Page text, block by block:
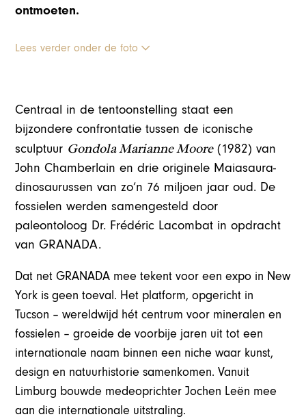
ontmoeten.
Lees verder onder de foto
Centraal in de tentoonstelling staat een
bijzondere confrontatie tussen de iconische
sculptuur Gondola Marianne Moore(1982) van
John Chamberlain en drie originele Maiasaura-
dinosaurussen van zo’n 76 miljoen jaar oud. De
fossielen werden samengesteld door
paleontoloog Dr. Frédéric Lacombat in opdracht
van GRANADA.
Dat net GRANADA mee tekent voor een expo in New
York is geen toeval. Het platform, opgericht in
Tucson – wereldwijd hét centrum voor mineralen en
fossielen – groeide de voorbije jaren uit tot een
internationale naam binnen een niche waar kunst,
design en natuurhistorie samenkomen. Vanuit
Limburg bouwde medeoprichterJochen Leën mee
aan die internationale uitstraling.